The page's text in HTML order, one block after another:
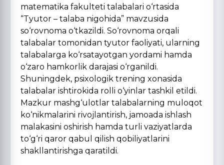
matematika fakulteti talabalari o‘rtasida
“Tyutor – talaba nigohida” mavzusida
so‘rovnoma o‘tkazildi. So‘rovnoma orqali
talabalar tomonidan tyutor faoliyati, ularning
talabalarga ko‘rsatayotgan yordami hamda
o‘zaro hamkorlik darajasi o‘rganildi.
Shuningdek, psixologik trening xonasida
talabalar ishtirokida rolli o‘yinlar tashkil etildi.
Mazkur mashg‘ulotlar talabalarning muloqot
ko‘nikmalarini rivojlantirish, jamoada ishlash
malakasini oshirish hamda turli vaziyatlarda
to‘g‘ri qaror qabul qilish qobiliyatlarini
shakllantirishga qaratildi.